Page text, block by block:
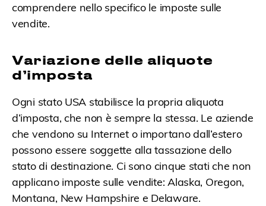
comprendere nello specifico le imposte sulle
vendite.
Variazione delle aliquote
d’imposta
Ogni stato USA stabilisce la propria aliquota
d’imposta, che non è sempre la stessa. Le aziende
che vendono su Internet o importano dall’estero
possono essere soggette alla tassazione dello
stato di destinazione. Ci sono cinque stati che non
applicano imposte sulle vendite: Alaska, Oregon,
Montana, New Hampshire e Delaware.